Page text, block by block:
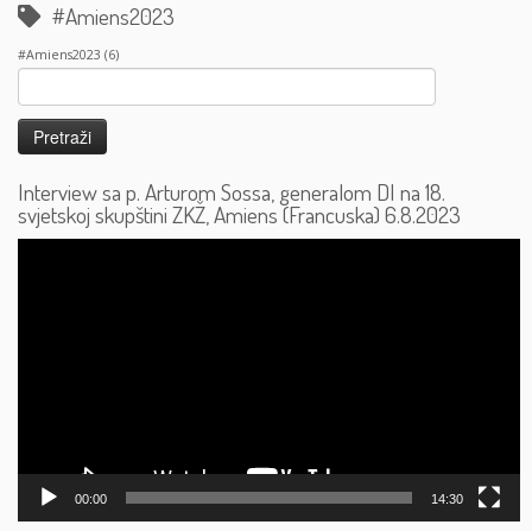
#Amiens2023
#Amiens2023 (6)
Pretraži:
Interview sa p. Arturom Sossa, generalom DI na 18.
svjetskoj skupštini ZKŽ, Amiens (Francuska) 6.8.2023
00:00 14:30